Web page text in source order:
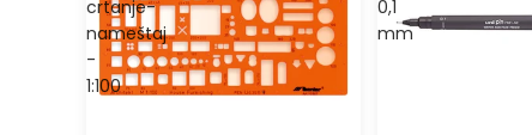
crtanje-
nameštaj
-
1:100
0,1
mm